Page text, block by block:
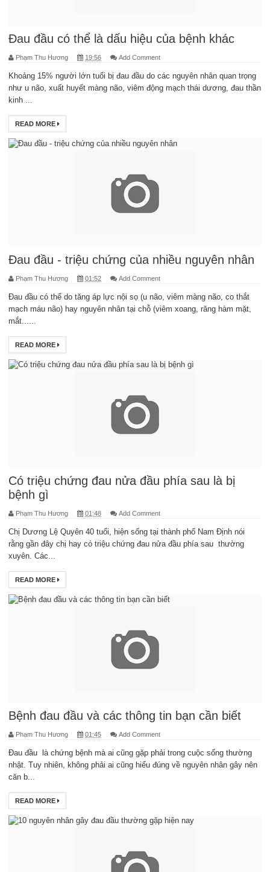
Đau đầu có thể là dấu hiệu của bệnh khác
Phạm Thu Hương 19:56 Add Comment
Khoảng 15% người lớn tuổi bị đau đầu do các nguyên nhân quan trọng
như u não, xuất huyết màng não, viêm động mạch thái dương, đau thần
kinh ...
READ MORE
Đau đầu - triệu chứng của nhiều nguyên nhân
Phạm Thu Hương 01:52 Add Comment
Đau đầu có thể do tăng áp lực nội sọ (u não, viêm màng não, co thắt
mạch máu não) hay nguyên nhân tại chỗ (viêm xoang, răng hàm mặt,
mắt......
READ MORE
Có triệu chứng đau nửa đầu phía sau là bị
bệnh gì
Phạm Thu Hương 01:48 Add Comment
Chị Dương Lệ Quyên 40 tuổi, hiện sống tại thành phố Nam Định nói
rằng gần đây chị hay có triệu chứng đau nửa đầu phía sau thường
xuyên. Các...
READ MORE
Bệnh đau đầu và các thông tin bạn cần biết
Phạm Thu Hương 01:45 Add Comment
Đau đầu là chứng bệnh mà ai cũng gặp phải trong cuộc sống thường
nhật. Tuy nhiên, không phải ai cũng hiểu đúng về nguyên nhân gây nên
căn b...
READ MORE